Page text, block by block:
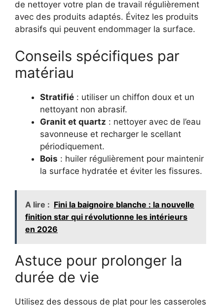
de nettoyer votre plan de travail régulièrement
avec des produits adaptés. Évitez les produits
abrasifs qui peuvent endommager la surface.
Conseils spécifiques par
matériau
Stratifié : utiliser un chiffon doux et un
nettoyant non abrasif.
Granit et quartz : nettoyer avec de l’eau
savonneuse et recharger le scellant
périodiquement.
Bois : huiler régulièrement pour maintenir
la surface hydratée et éviter les fissures.
A lire : Fini la baignoire blanche : la nouvelle
finition star qui révolutionne les intérieurs
en 2026
Astuce pour prolonger la
durée de vie
Utilisez des dessous de plat pour les casseroles